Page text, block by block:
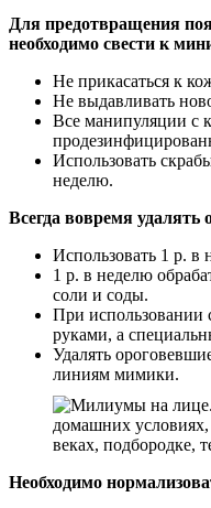
Для предотвращения
необходимо свести к
Не прикасаться к
Не выдавливать
Все манипуляции с
Использовать
неделю.
Всегда вовремя
Использовать 1 р. в
1 р. в неделю
соли и соды.
При использовании
руками, а
Удалять
линиям мимики.
Необходимо